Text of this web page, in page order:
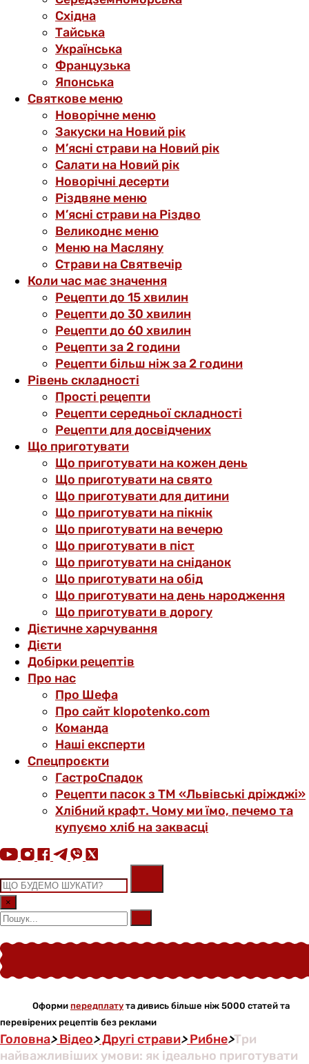
Східна
Тайська
Українська
Французька
Японська
Святкове меню
Новорічне меню
Закуски на Новий рік
М’ясні страви на Новий рік
Салати на Новий рік
Новорічні десерти
Різдвяне меню
М’ясні страви на Різдво
Великоднє меню
Меню на Масляну
Страви на Святвечір
Коли час має значення
Рецепти до 15 хвилин
Рецепти до 30 хвилин
Рецепти до 60 хвилин
Рецепти за 2 години
Рецепти більш ніж за 2 години
Рівень складності
Прості рецепти
Рецепти середньої складності
Рецепти для досвідчених
Що приготувати
Що приготувати на кожен день
Що приготувати на свято
Що приготувати для дитини
Що приготувати на пікнік
Що приготувати на вечерю
Що приготувати в піст
Що приготувати на сніданок
Що приготувати на обід
Що приготувати на день народження
Що приготувати в дорогу
Дієтичне харчування
Дієти
Добірки рецептів
Про нас
Про Шефа
Про сайт klopotenko.com
Команда
Наші експерти
Спецпроєкти
ГастроСпадок
Рецепти пасок з ТМ «Львівські дріжджі»
Хлібний крафт. Чому ми їмо, печемо та
купуємо хліб на заквасці
×
Оформи передплату та дивись більше ніж 5000 статей та
перевірених рецептів без реклами
Головна>Відео>Другі страви>Рибне>Три
найважливіших умови: як ідеально приготувати